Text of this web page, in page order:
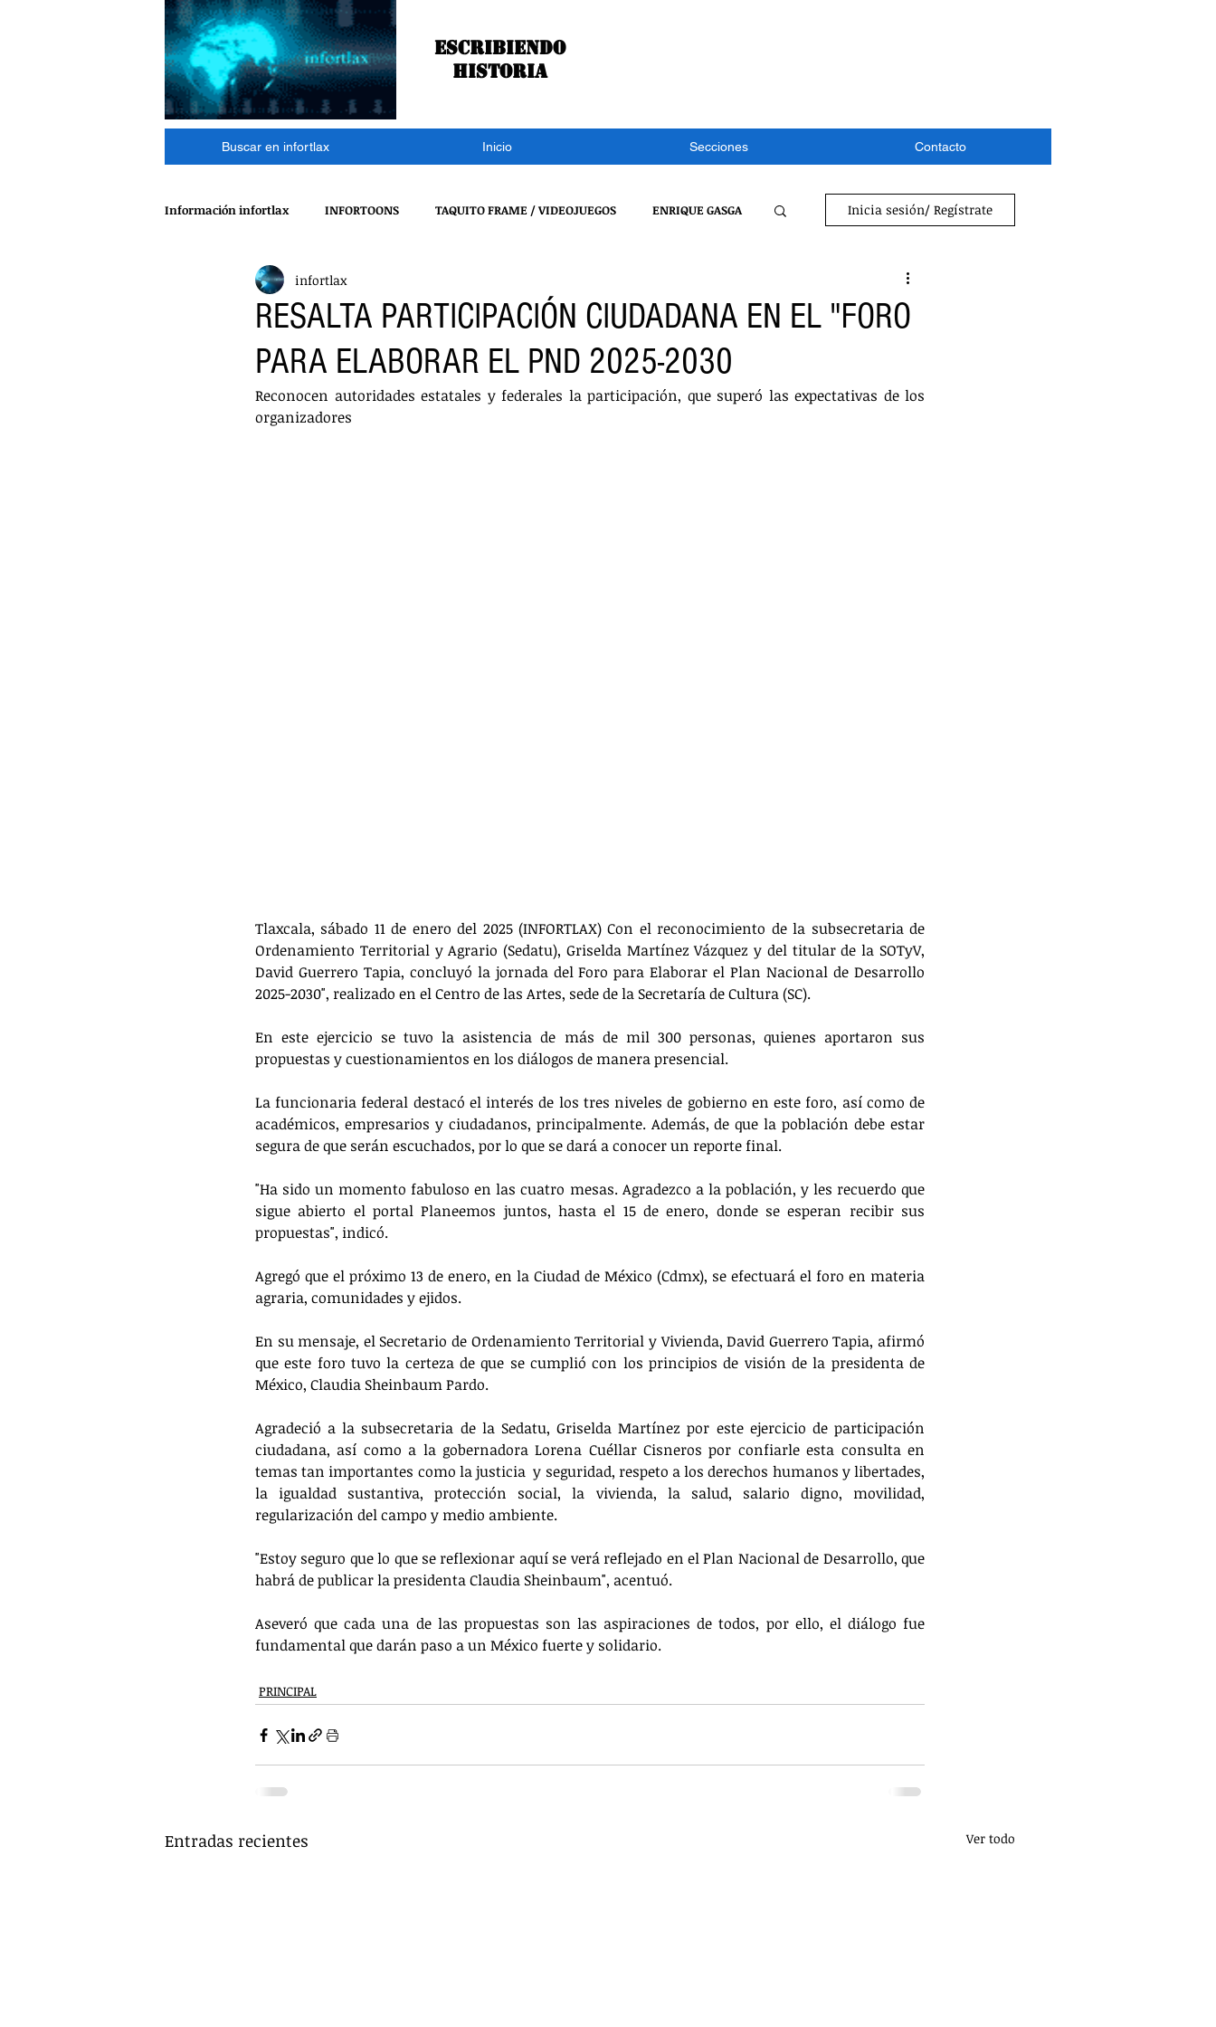
Buscar en infortlax Inicio Secciones Contacto
Escribiendo
historia
Información infortlax INFORTOONS TAQUITO FRAME / VIDEOJUEGOS ENRIQUE GASGA
ESPECTACULOS CINE
INTERNACIONAL REFLEXIONES DE UN BURRO VIDEOJUEGOS
PRINCIPAL
Inicia sesión/ Regístrate
RESALTA PARTICIPACIÓN CIUDADANA EN EL "FORO
PARA ELABORAR EL PND 2025-2030
infortlax
Reconocen autoridades estatales y federales la participación, que superó las expectativas de los
organizadores
Tlaxcala, sábado 11 de enero del 2025 (INFORTLAX) Con el reconocimiento de la subsecretaria de
Ordenamiento Territorial y Agrario (Sedatu), Griselda Martínez Vázquez y del titular de la SOTyV,
David Guerrero Tapia, concluyó la jornada del Foro para Elaborar el Plan Nacional de Desarrollo
2025-2030", realizado en el Centro de las Artes, sede de la Secretaría de Cultura (SC).
En este ejercicio se tuvo la asistencia de más de mil 300 personas, quienes aportaron sus
propuestas y cuestionamientos en los diálogos de manera presencial.
La funcionaria federal destacó el interés de los tres niveles de gobierno en este foro, así como de
académicos, empresarios y ciudadanos, principalmente. Además, de que la población debe estar
segura de que serán escuchados, por lo que se dará a conocer un reporte final.
"Ha sido un momento fabuloso en las cuatro mesas. Agradezco a la población, y les recuerdo que
sigue abierto el portal Planeemos juntos, hasta el 15 de enero, donde se esperan recibir sus
propuestas", indicó.
Agregó que el próximo 13 de enero, en la Ciudad de México (Cdmx), se efectuará el foro en materia
agraria, comunidades y ejidos.
En su mensaje, el Secretario de Ordenamiento Territorial y Vivienda, David Guerrero Tapia, afirmó
que este foro tuvo la certeza de que se cumplió con los principios de visión de la presidenta de
México, Claudia Sheinbaum Pardo.
Agradeció a la subsecretaria de la Sedatu, Griselda Martínez por este ejercicio de participación
ciudadana, así como a la gobernadora Lorena Cuéllar Cisneros por confiarle esta consulta en
temas tan importantes como la justicia  y seguridad, respeto a los derechos humanos y libertades,
la igualdad sustantiva, protección social, la vivienda, la salud, salario digno, movilidad,
regularización del campo y medio ambiente.
"Estoy seguro que lo que se reflexionar aquí se verá reflejado en el Plan Nacional de Desarrollo, que
habrá de publicar la presidenta Claudia Sheinbaum", acentuó.
Aseveró que cada una de las propuestas son las aspiraciones de todos, por ello, el diálogo fue
fundamental que darán paso a un México fuerte y solidario.
PRINCIPAL
Entradas recientes Ver todo